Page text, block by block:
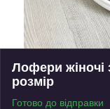
Лофери жіночі
розмір
Готово до відправки